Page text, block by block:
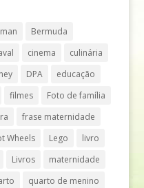
Bermuda
cinema
culinária
DPA
educação
filmes
Foto de família
frase maternidade
Wheels Lego
livro
Livros
maternidade
quarto de menino